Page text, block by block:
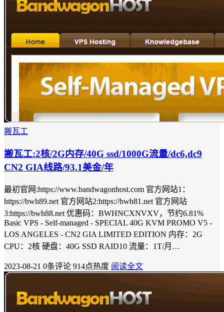
搬瓦工
搬瓦工:2核/2G内存/40G ssd/1000G流量/dc6,dc9
CN2 GIA线路/93.1美金/年
最初官网:https://www.bandwagonhost.com 官方网站1：
https://bwh89.net 官方网站2:https://bwh81.net 官方网站
3:https://bwh88.net 优惠码：BWHNCXNVXV，节约6.81%
Basic VPS - Self-managed - SPECIAL 40G KVM PROMO V5 -
LOS ANGELES - CN2 GIA LIMITED EDITION 内存：2G
CPU：2核 硬盘：40G SSD RAID10 流量：1T/月…
2023-08-21 0条评论 914点热度 阅读全文